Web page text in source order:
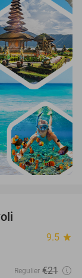
9.5 star
Regulier €21